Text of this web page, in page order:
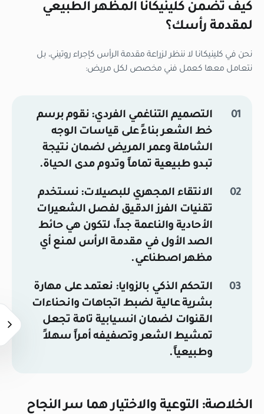
كيف تضمن كلينيكانا المظهر الطبيعي
لمقدمة رأسك؟
نحن في كلينيكانا لا ننظر لزراعة مقدمة الرأس كإجراء روتيني، بل
نتعامل معها كعمل فني مخصص لكل مريض:
التصميم التناغمي الفردي: نقوم برسم
خط الشعر بناءً على قياسات الوجه
الشاملة وعمر المريض لضمان نتيجة
تبدو طبيعية تماماً وتدوم مدى الحياة.
الانتقاء المجهري للبصيلات: نستخدم
تقنيات الفرز الدقيق لفصل الشعيرات
الأحادية والناعمة جداً، لتكون هي حائط
الصد الأول في مقدمة الرأس لمنع أي
مظهر اصطناعي.
التحكم الذكي بالزوايا: نعتمد على مهارة
بشرية عالية لضبط اتجاهات وانحناءات
القنوات لضمان انسيابية تامة تجعل
تمشيط الشعر وتصفيفه أمراً سهلاً
وطبيعياً.
الخلاصة: التوعية والاختيار هما سر النجاح